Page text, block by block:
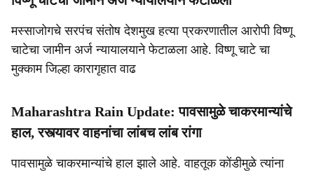
मस्साजोगचे सरपंच संतोष देशमुख हत्या प्रकरणातील आरोपी विष्णू
चाटेचा जामीन अर्ज न्यायालयाने फेटाळला आहे. विष्णू चाटे चा
मुक्काम जिल्हा कारागृहात वाढ
Maharashtra Rain Update: पावसामुळे चाकरमान्यांचे
हाल, रस्त्यावर वाहनांचा लांबच लांब रांगा
पावसामुळे चाकरमान्यांचे हाल झाले आहे. वाहतूक कोंडीमुळे त्यांना